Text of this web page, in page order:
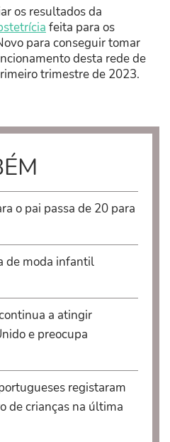
os resultados da
feita para os
para conseguir tomar
desta rede de
trimestre de 2023.
o pai passa de 20 para
de moda infantil
a atingir
e preocupa
registaram
de crianças na última